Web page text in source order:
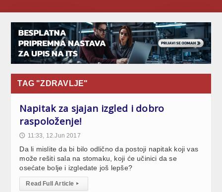
TAG "ZDRAVLJE"
Napitak za sjajan izgled i dobro
raspoloženje!
🕔 11:33, 12.Jun 2017
Da li mislite da bi bilo odlično da postoji napitak koji vas
može rešiti sala na stomaku, koji će učinici da se
osećate bolje i izgledate još lepše?
Read Full Article ▸